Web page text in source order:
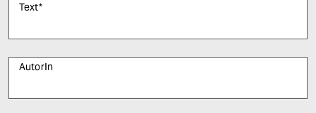
Text*
AutorIn